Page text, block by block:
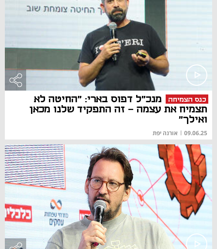
כנס הצמיחה
מנכ"ל דפוס בארי: "החיטה לא
תצמיח את עצמה – זה התפקיד שלנו מכאן
ואילך"
09.06.25
| אורנה יפת